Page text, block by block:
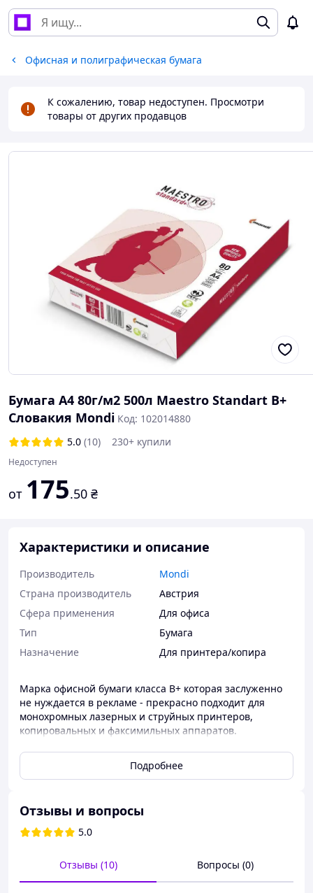
Офисная и полиграфическая бумага
К сожалению, товар недоступен. Просмотри
товары от других продавцов
Бумага А4 80г/м2 500л Maestro Standart В+
Словакия Mondi Код: 102014880
5.0 (10) 230+ купили
Недоступен
от 175.50 ₴
Характеристики и описание
Производитель
Mondi
Страна производитель
Австрия
Сфера применения
Для офиса
Тип
Бумага
Назначение
Для принтера/копира
Марка офисной бумаги класса В+ которая заслуженно
не нуждается в рекламе - прекрасно подходит для
монохромных лазерных и струйных принтеров,
копировальных и факсимильных аппаратов.
Подробнее
Отзывы и вопросы
5.0
Отзывы (10) Вопросы (0)